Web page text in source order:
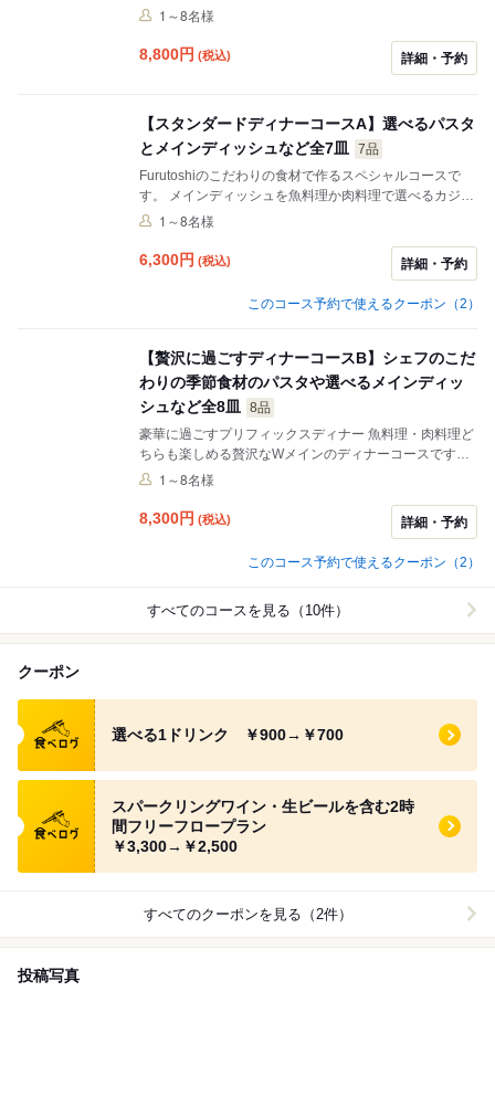
飲み放題付きで、予算を気にせずお食事が楽しめるディ
らオリジナルまで多彩な前菜の盛り合わせで始まるお食
事。いろいろな味わいが楽しめるので、より会話が弾む
ボリューム満点のコースです。
1～8名様
8,800円 (税込) 詳細・予約
【スタンダードディナーコースA】選べるパスタ
とメインディッシュなど全7皿
7品
Furutoshiのこだわりの食材で作るスペシャルコースで
す。 メインディッシュを魚料理か肉料理で選べるカジュ
アルなコースです。 ボリュームは控えめに、でも様々な
1～8名様
6,300円 (税込) 詳細・予約
このコース予約で使えるクーポン（2）
【贅沢に過ごすディナーコースB】シェフのこだ
わりの季節食材のパスタや選べるメインディッ
シュなど全8皿
8品
豪華に過ごすプリフィックスディナー 魚料理・肉料理ど
ちらも楽しめる贅沢なWメインのディナーコースです。
大切な方との素敵なひと時を、ぜひ銀座Furutoshiのディ
1～8名様
8,300円 (税込) 詳細・予約
このコース予約で使えるクーポン（2）
すべてのコースを見る（10件）
クーポン
食べログ クーポン
選べる1ドリンク ￥900→￥700
食べログ クーポン
スパークリングワイン・生ビールを含む2時
間フリーフロープラン
￥3,300→￥2,500
すべてのクーポンを見る（2件）
投稿写真